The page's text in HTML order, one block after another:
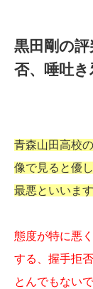
黒田剛の
否、唾吐
青森山田高校
像で見ると優
最悪といいます
態度が特に悪
する、握手拒
とんでもない